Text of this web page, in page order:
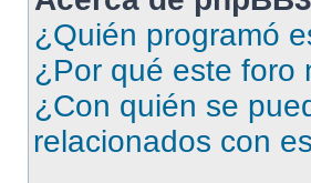
¿Quién programó
¿Por qué este foro
¿Con quién se
relacionados con